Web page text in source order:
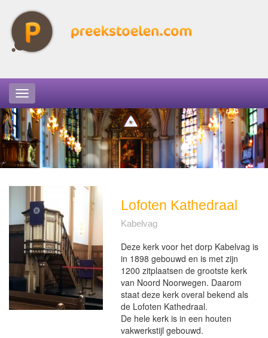
Lofoten Kathedraal
Kabelvag
Deze kerk voor het dorp Kabelvag is
in 1898 gebouwd en is met zijn
1200 zitplaatsen de grootste kerk
van Noord Noorwegen. Daarom
staat deze kerk overal bekend als
de Lofoten Kathedraal.
De hele kerk is in een houten
vakwerkstijl gebouwd.